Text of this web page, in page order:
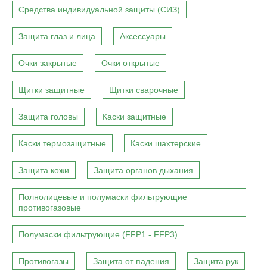
Средства индивидуальной защиты (СИЗ)
Защита глаз и лица Аксессуары
Очки закрытые Очки открытые
Щитки защитные Щитки сварочные
Защита головы Каски защитные
Каски термозащитные Каски шахтерские
Защита кожи Защита органов дыхания
Полнолицевые и полумаски фильтрующие
противогазовые
Полумаски фильтрующие (FFP1 - FFP3)
Противогазы Защита от падения Защита рук